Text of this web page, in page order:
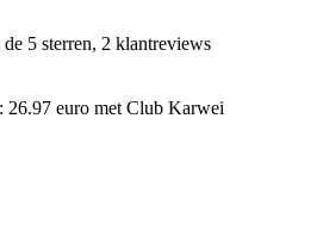
5 sterren, 2 klantreviews
euro met Club Karwei